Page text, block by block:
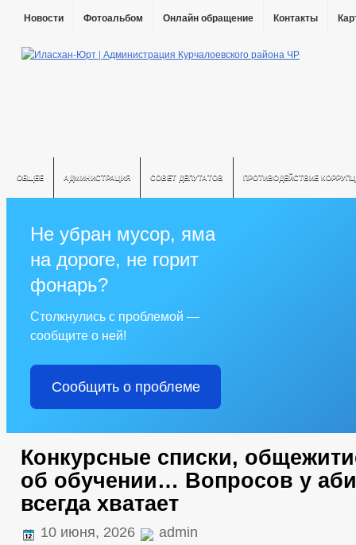
Новости Фотоальбом Онлайн обращение Контакты
ОБЩЕЕ АДМИНИСТРАЦИЯ СОВЕТ ДЕПУТАТОВ ПРОТИВОДЕЙСТВИЕ
Не убран мусор, яма
на дороге, не горит
фонарь?
Столкнулись с проблемой —
сообщите о ней!
Сообщить о проблеме
Конкурсные списки,
об обучении… Вопросов у
всегда хватает
10 июня, 2026 admin